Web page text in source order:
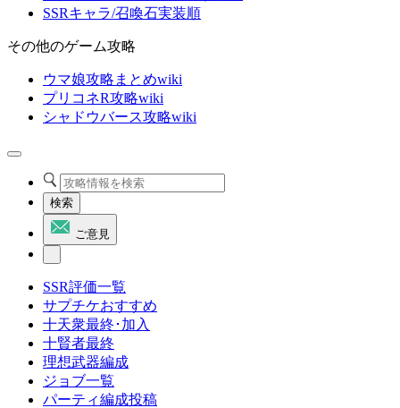
SSRキャラ/召喚石実装順
その他のゲーム攻略
ウマ娘攻略まとめwiki
プリコネR攻略wiki
シャドウバース攻略wiki
検索
ご意見
SSR評価一覧
サプチケおすすめ
十天衆最終･加入
十賢者最終
理想武器編成
ジョブ一覧
パーティ編成投稿